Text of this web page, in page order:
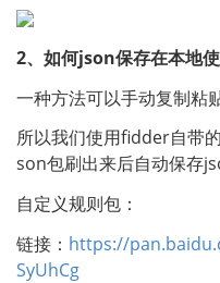
2、如何json保存在本地
一种方法可以手动复制粘
所以我们使用fidder自带
son包刷出来后自动保存
自定义规则包：
链接： https://
SyUhCg